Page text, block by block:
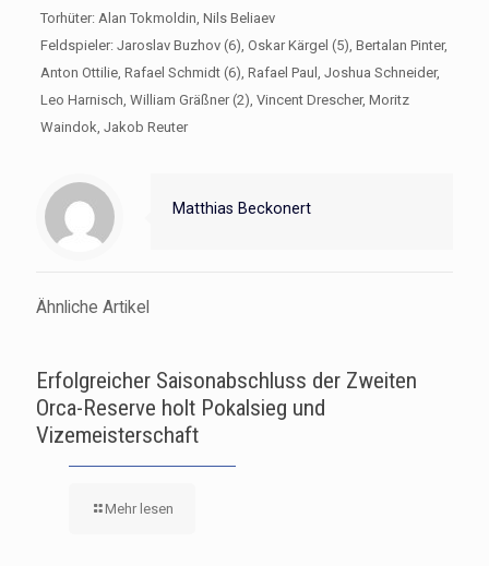
Torhüter: Alan Tokmoldin, Nils Beliaev
Feldspieler: Jaroslav Buzhov (6), Oskar Kärgel (5), Bertalan Pinter,
Anton Ottilie, Rafael Schmidt (6), Rafael Paul, Joshua Schneider,
Leo Harnisch, William Gräßner (2), Vincent Drescher, Moritz
Waindok, Jakob Reuter
Matthias Beckonert
Ähnliche Artikel
Erfolgreicher Saisonabschluss der Zweiten
Orca-Reserve holt Pokalsieg und
Vizemeisterschaft
Mehr lesen